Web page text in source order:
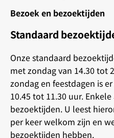
Bezoek en bezoektijden
Standaard
Onze standaard
met zondag van 14.30 tot
zondag en feestdagen is
10.45 tot 11.30 uur.
bezoektijden. U leest
per keer welkom zijn en
bezoektijden hebben.